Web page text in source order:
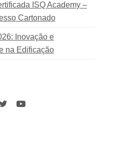
ISQ Academy –
Cartonado
Inovação e
na Edificação
Y